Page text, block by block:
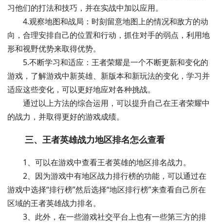
习他们的打法和技巧，并在实战中加以应用。
4.观察地图和战局：时刻留意地图上的情况和敌方的动
向，合理安排自己的位置和行动，抓住对手的弱点，利用地
形和视野优势来取得优势。
5.不断学习和适应：王者荣耀是一个不断更新和变化的
游戏，了解游戏中新英雄、新版本和新玩法的变化，学习并
适应这些变化，可以更好地应对各种挑战。
通过以上方法的综合运用，可以提升自己在王者荣耀中
的战力，并取得更好的游戏成绩。
三、王者英雄战力地区排名怎么查看
1、可以在游戏中查看王者英雄的地区排名战力。
2、因为游戏中有地区战力排行榜的功能，可以通过在
游戏中选择“排行榜”然后选择“地区排行榜”来查看自己所在
区域的王者英雄战力排名。
3、此外，在一些游戏社交平台上也有一些第三方的排